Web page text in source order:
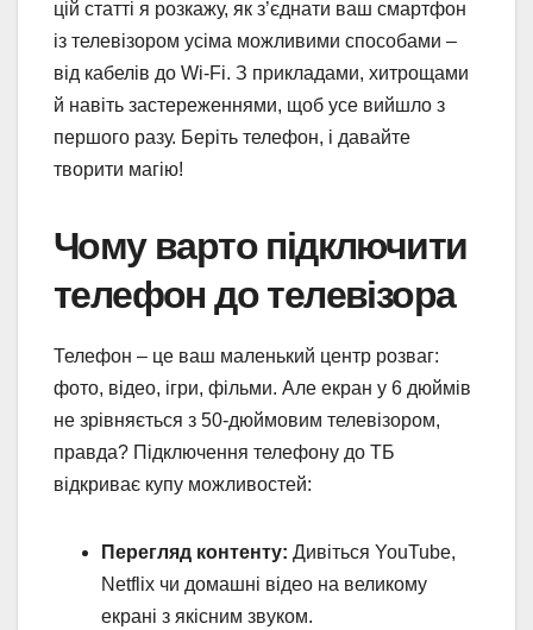
цій статті я розкажу, як з’єднати ваш смартфон
із телевізором усіма можливими способами –
від кабелів до Wi-Fi. З прикладами, хитрощами
й навіть застереженнями, щоб усе вийшло з
першого разу. Беріть телефон, і давайте
творити магію!
Чому варто підключити
телефон до телевізора
Телефон – це ваш маленький центр розваг:
фото, відео, ігри, фільми. Але екран у 6 дюймів
не зрівняється з 50-дюймовим телевізором,
правда? Підключення телефону до ТБ
відкриває купу можливостей:
Перегляд контенту: Дивіться YouTube,
Netflix чи домашні відео на великому
екрані з якісним звуком.